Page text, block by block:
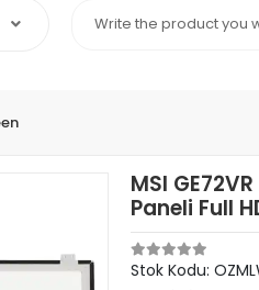
MSI
Paneli Full
Stok Kodu: